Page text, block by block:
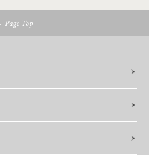
Page Top